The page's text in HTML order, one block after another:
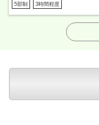
5部制 3時間程度